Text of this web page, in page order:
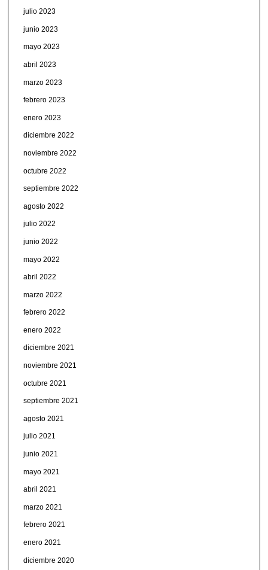
julio 2023
junio 2023
mayo 2023
abril 2023
marzo 2023
febrero 2023
enero 2023
diciembre 2022
noviembre 2022
octubre 2022
septiembre 2022
agosto 2022
julio 2022
junio 2022
mayo 2022
abril 2022
marzo 2022
febrero 2022
enero 2022
diciembre 2021
noviembre 2021
octubre 2021
septiembre 2021
agosto 2021
julio 2021
junio 2021
mayo 2021
abril 2021
marzo 2021
febrero 2021
enero 2021
diciembre 2020